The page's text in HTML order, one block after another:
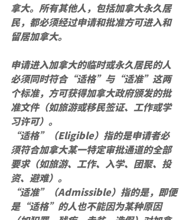
拿大。所有其他人，包括加拿大永久居
民，都必须经过申请和批准方可进入和
留居加拿大。
申请进入加拿大的临时或永久居民的人
必须同时符合“适格”与“适准”这两
个标准，方可获得加拿大政府颁发的批
准文件（如旅游或移民签证、工作或学
习许可）。
“适格”（Eligible）指的是申请者必
须符合加拿大某一特定审批通道的全部
要求（如旅游、工作、入学、团聚、投
资、避难）。
“适准”（Admissible）指的是，即便
是“适格”的人也不能因为某种原因